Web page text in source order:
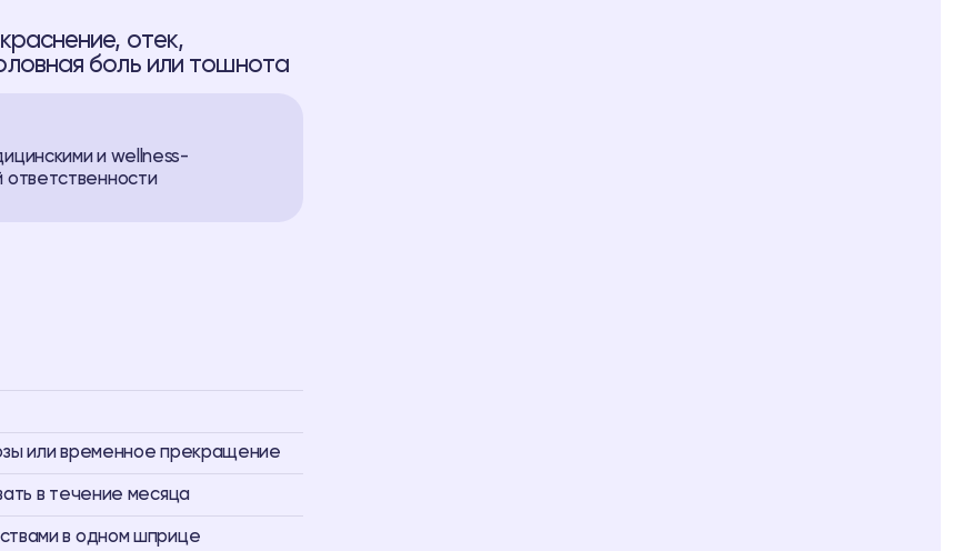
отек,
боль или тошнота
и wellness-
ответственности
или временное прекращение
в течение месяца
в одном шприце